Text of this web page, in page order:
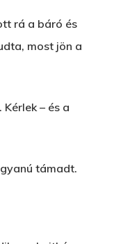
rá a báró és
most jön a
– és a
támadt.
Pofád, Az Van!
Ment A Hűtlen
FELICITÁ
Egy Világbajnokságot,
The Castle
NY
E: